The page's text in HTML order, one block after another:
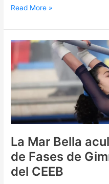
Read More »
La Mar Bella
de Fases de
del CEEB
La
Bella
acull
la
fase
i
de
Fases
de
Gimnàstica
Artística